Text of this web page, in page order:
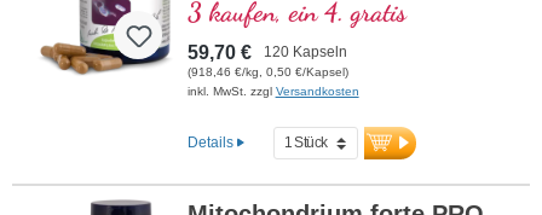
Stoffwechsel zur Energiegewinnung
beiträgt (in Form von ATP in der
Zellatmungskette).
3 kaufen, ein 4. gratis
59,70 € 120 Kapseln
(918,46 €/kg, 0,50 €/Kapsel)
inkl. MwSt. zzgl Versandkosten
Details